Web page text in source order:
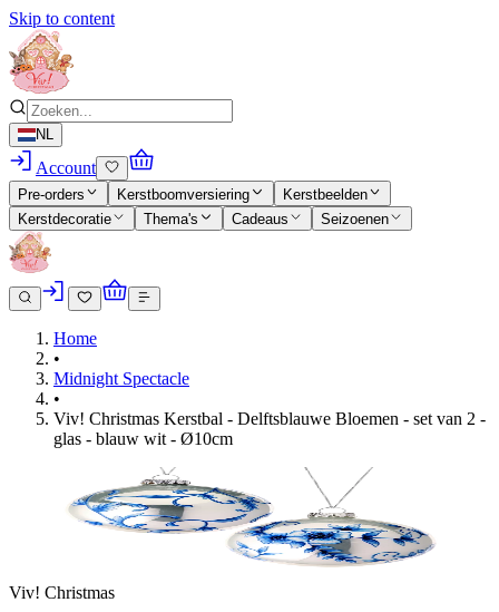
Skip to content
NL
Account
Pre-orders Kerstboomversiering
Kerstbeelden
Kerstdecoratie
Thema's Cadeaus Seizoenen
Home
•
Midnight Spectacle
•
Viv! Christmas Kerstbal - Delftsblauwe Bloemen - set van 2 -
glas - blauw wit - Ø10cm
Viv! Christmas